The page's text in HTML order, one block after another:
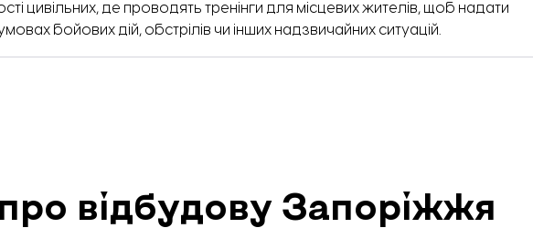
цивільних, де проводять тренінги для місцевих жителів, щоб надати
бойових дій, обстрілів чи інших надзвичайних ситуацій.
відбудову Запоріжжя